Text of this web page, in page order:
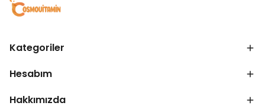
Kategoriler
Hesabım
Hakkımızda